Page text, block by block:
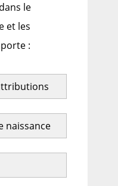
le
et les
:
naissance